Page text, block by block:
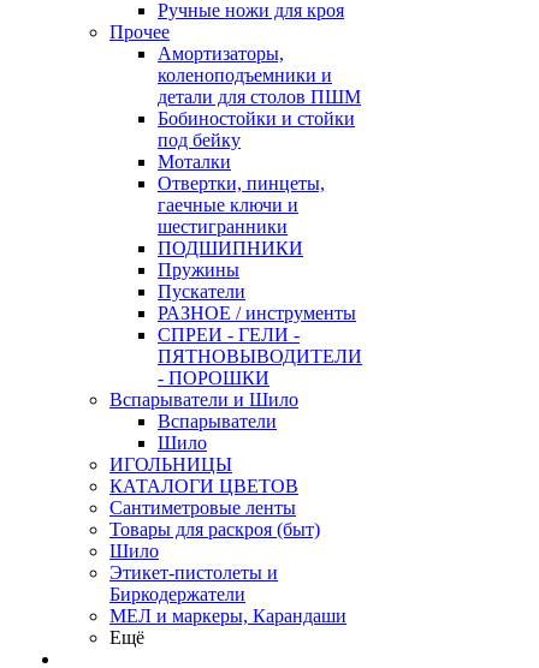
Ручные ножи для кроя
Прочее
Амортизаторы,
коленоподъемники и
детали для столов ПШМ
Бобиностойки и стойки
под бейку
Моталки
Отвертки, пинцеты,
гаечные ключи и
шестигранники
ПОДШИПНИКИ
Пружины
Пускатели
РАЗНОЕ / инструменты
СПРЕИ - ГЕЛИ -
ПЯТНОВЫВОДИТЕЛИ
- ПОРОШКИ
Вспарыватели и Шило
Вспарыватели
Шило
ИГОЛЬНИЦЫ
КАТАЛОГИ ЦВЕТОВ
Сантиметровые ленты
Товары для раскроя (быт)
Шило
Этикет-пистолеты и
Биркодержатели
МЕЛ и маркеры, Карандаши
Ещё